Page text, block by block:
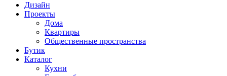
Дизайн
Проекты
Дома
Квартиры
Общественные пространства
Бутик
Каталог
Кухни